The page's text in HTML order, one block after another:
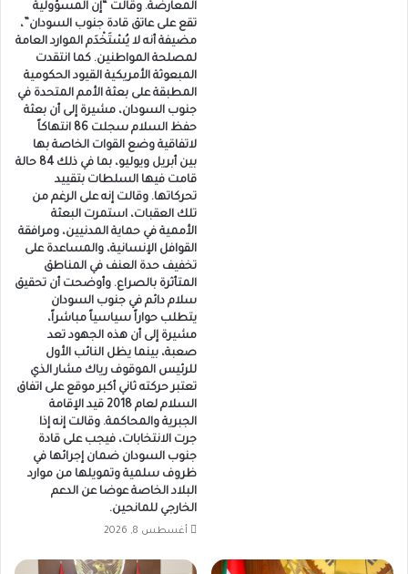
المعارضة. وقالت “إن المسؤولية
تقع على عاتق قادة جنوب السودان”،
مضيفة أنه لا يُسْتَخْدَم الموارد العامة
لمصلحة المواطنين. كما انتقدت
المبعوثة الأمريكية القيود الحكومية
المطبقة على بعثة الأمم المتحدة في
جنوب السودان، مشيرة إلى أن بعثة
حفظ السلام سجلت 86 انتهاكاً
لاتفاقية وضع القوات الخاصة بها
بين أبريل ويوليو، بما في ذلك 84 حالة
قامت فيها السلطات بتقييد
تحركاتها. وقالت إنه على الرغم من
تلك العقبات، استمرت البعثة
الأممية في حماية المدنيين، ومرافقة
القوافل الإنسانية، والمساعدة على
تخفيف حدة العنف في المناطق
المتأثرة بالصراع. وأوضحت أن تحقيق
سلام دائم في جنوب السودان
يتطلب حواراً سياسياً مباشراً،
مشيرة إلى أن هذه الجهود تعد
صعبة، بينما يظل النائب الأول
للرئيس الموقوف رياك مشار الذي
تعتبر حركته ثاني أكبر موقع على اتفاق
السلام لعام 2018 قيد الإقامة
الجبرية والمحاكمة. وقالت إنه إذا
جرت الانتخابات، فيجب على قادة
جنوب السودان ضمان إجرائها في
ظروف سلمية وتمويلها من موارد
البلاد الخاصة عوضا عن الدعم
الخارجي للمانحين.
أغسطس 8, 2026